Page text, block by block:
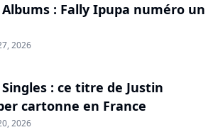
Albums : Fally Ipupa numéro un
2026
Singles : ce titre de Justin
cartonne en France
2026